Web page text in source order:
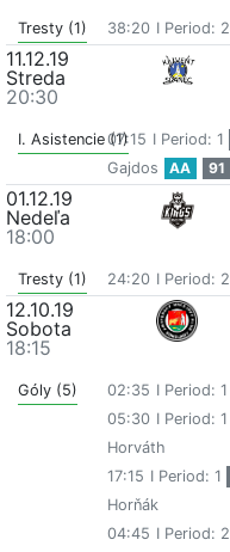
Tresty (1) 38:20 I Period: 2
11.12.19
Streda
20:30
I. Asistencie (1)07:15 I Period: 1
Gajdos
AA 91
01.12.19
Nedeľa
18:00
Tresty (1) 24:20 I Period: 2
12.10.19
Sobota
18:15
Góly (5) 02:35 I Period: 1
05:30 I Period: 1
Horváth
17:15 I Period: 1
Horňák
04:45 I Period: 2